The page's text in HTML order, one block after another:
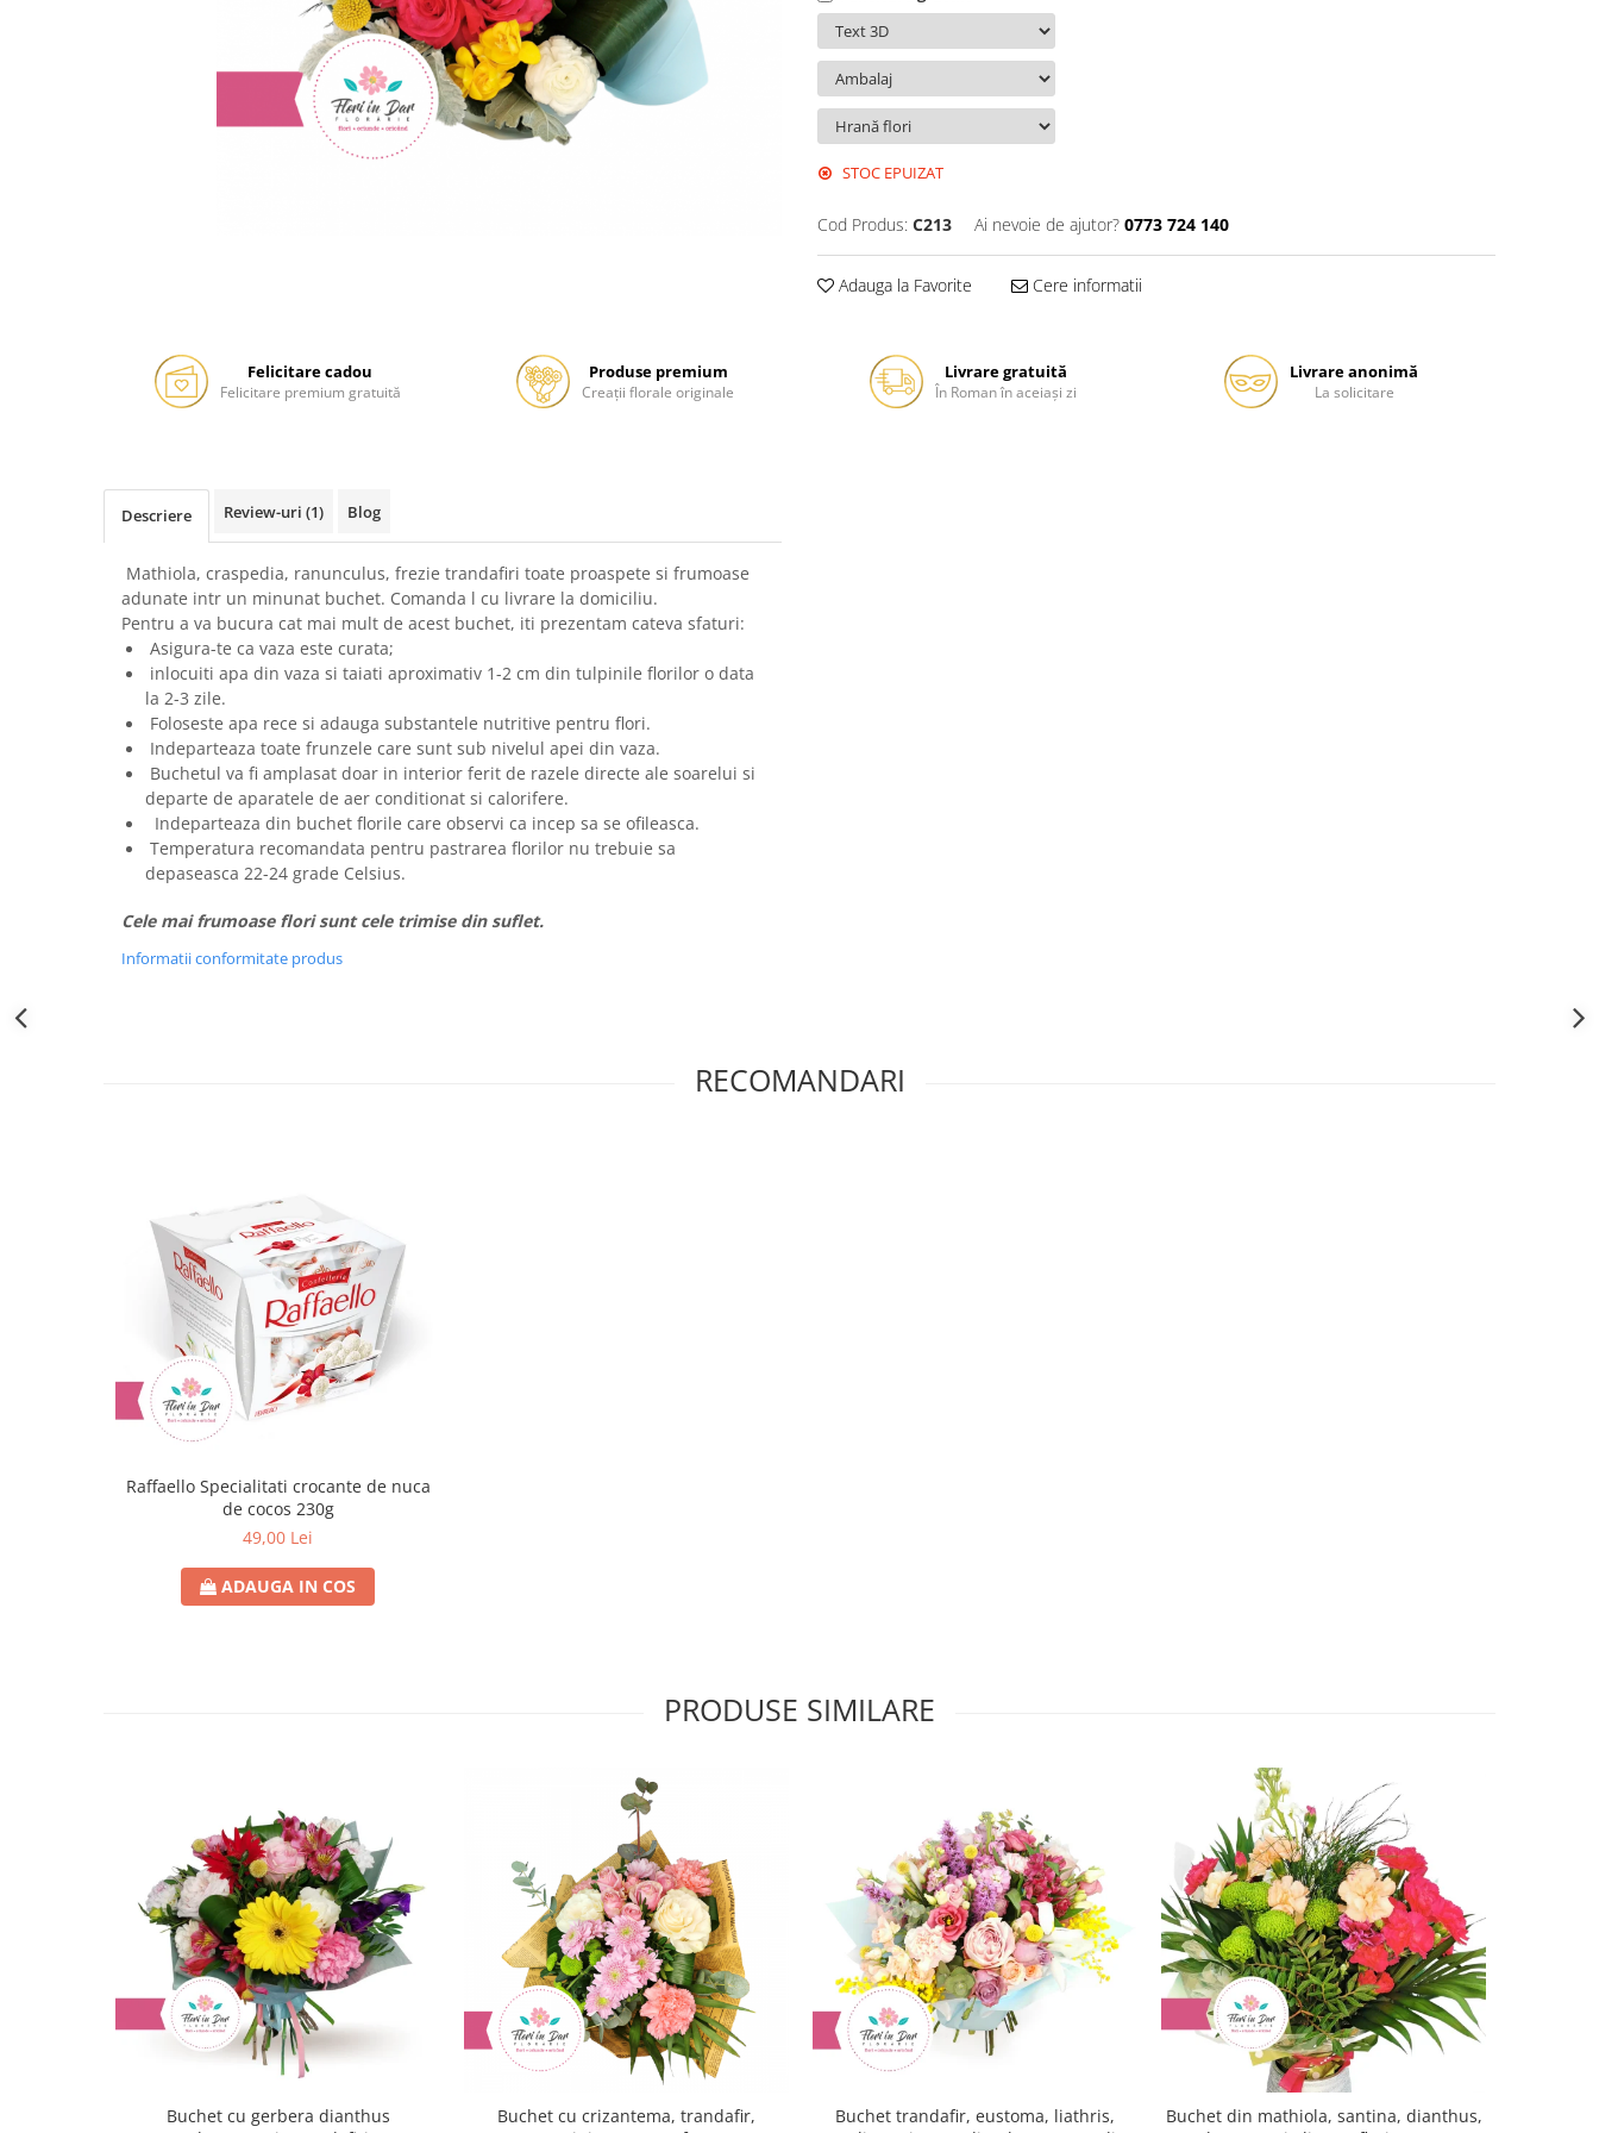
STOC EPUIZAT
Cod Produs: C213 Ai nevoie de ajutor? 0773 724 140
Adauga la Favorite Cere informatii
Felicitare cadou
Felicitare premium gratuită
Produse premium
Creații florale originale
Livrare gratuită
În Roman în aceiași zi
Livrare anonimă
La solicitare
Descriere Review-uri (1) Blog
Mathiola, craspedia, ranunculus, frezie trandafiri toate proaspete si frumoase
adunate intr un minunat buchet. Comanda l cu livrare la domiciliu.
Pentru a va bucura cat mai mult de acest buchet, iti prezentam cateva sfaturi:
Asigura-te ca vaza este curata;
inlocuiti apa din vaza si taiati aproximativ 1-2 cm din tulpinile florilor o data
la 2-3 zile.
Foloseste apa rece si adauga substantele nutritive pentru flori.
Indeparteaza toate frunzele care sunt sub nivelul apei din vaza.
Buchetul va fi amplasat doar in interior ferit de razele directe ale soarelui si
departe de aparatele de aer conditionat si calorifere.
Indeparteaza din buchet florile care observi ca incep sa se ofileasca.
Temperatura recomandata pentru pastrarea florilor nu trebuie sa
depaseasca 22-24 grade Celsius.
Cele mai frumoase flori sunt cele trimise din suflet.
Informatii conformitate produs
RECOMANDARI
Raffaello Specialitati crocante de nuca
de cocos 230g
49,00 Lei
ADAUGA IN COS
PRODUSE SIMILARE
Buchet cu gerbera dianthus
Buchet cu crizantema, trandafir,
Buchet trandafir, eustoma, liathris,
Buchet din mathiola, santina, dianthus,